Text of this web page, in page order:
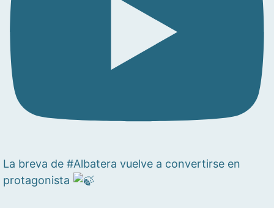
La breva de #Albatera vuelve a convertirse en
protagonista